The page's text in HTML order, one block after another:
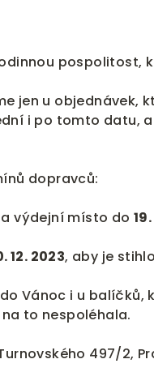
jen u objednávek,
i po tomto datu,
dopravců:
výdejní místo do
12. 2023, aby je
Vánoc i u balíčků,
to nespoléhala.
497/2,